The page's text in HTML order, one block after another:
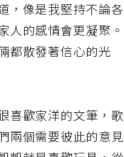
，像是我堅持不論各
人的感情會更凝聚。
都散發著信心的光
喜歡家洋的文筆，歌
兩個需要彼此的意見